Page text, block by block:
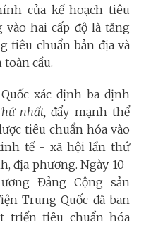
của kế hoạch tiêu
vào hai cấp độ là tăng
tiêu chuẩn bản địa và
cầu.
xác định ba định
nhất, đẩy mạnh thể
tiêu chuẩn hóa vào
tế - xã hội lần thứ
địa phương. Ngày 10-
Đảng Cộng sản
Trung Quốc đã ban
triển tiêu chuẩn hóa